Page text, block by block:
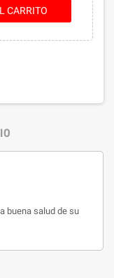
CARRITO
buena salud de su